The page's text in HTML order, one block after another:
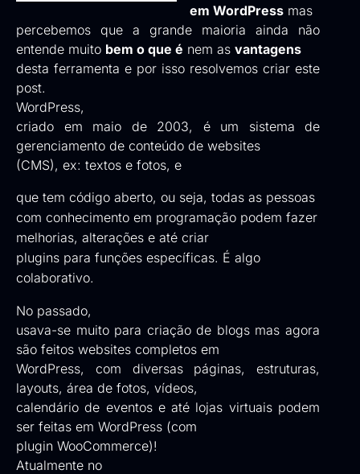
em WordPress mas
percebemos que a grande maioria ainda não
entende muito bem o que é nem as vantagens
desta ferramenta e por isso resolvemos criar este
post.
WordPress,
criado em maio de 2003, é um sistema de
gerenciamento de conteúdo de websites
(CMS), ex: textos e fotos, e
que tem código aberto, ou seja, todas as pessoas
com conhecimento em programação podem fazer
melhorias, alterações e até criar
plugins para funções específicas. É algo
colaborativo.
No passado,
usava-se muito para criação de blogs mas agora
são feitos websites completos em
WordPress, com diversas páginas, estruturas,
layouts, área de fotos, vídeos,
calendário de eventos e até lojas virtuais podem
ser feitas em WordPress (com
plugin WooCommerce)!
Atualmente no